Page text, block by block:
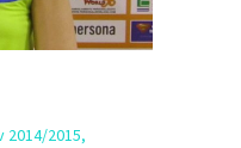
2014/2015,